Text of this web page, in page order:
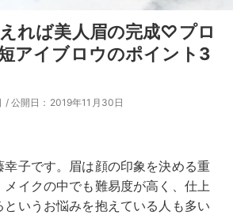
れば美人眉の完成♡プロ
アイブロウのポイント3
/ 公開日：2019年11月30日
幸子です。眉は顔の印象を決める重
イクの中でも難易度が高く、仕上
というお悩みを抱えている人も多い